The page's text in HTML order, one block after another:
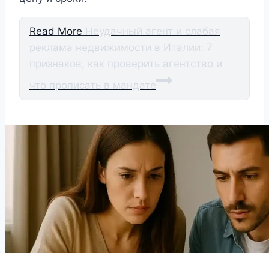
Read More Неудачный агент и слабая
реклама недвижимости в Италии: 7
признаков, как проверить агентство и
что прописать в мандате